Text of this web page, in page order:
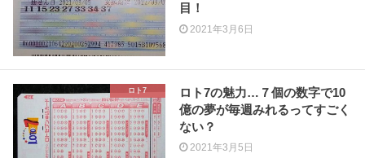
目！
2021年3月6日
ロト7
ロト7の魅力…７個の数字で10
億の夢が毎週みれるってすごく
ない？
2021年3月5日